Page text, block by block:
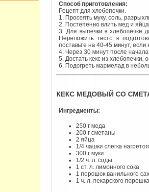
Способ приготовления:
Рецепт для хлебопечки.
1. Просеять муку, соль,
2. Постепенно влить мед и
3. Для выпечки в хлебопечке
Переложить тесто в
поставьте на 40-45 минут, если
4. Через 30 минут после
5. Достать кекс из
6. Подогреть мармелад в
КЕКС МЕДОВЫЙ СО
Ингредиенты:
250 г меда
200 г сметаны
2 яйца
1/4 чашки слегка
300 г муки
1/2 ч. л. соды
1 ст. л. лимонного сока
1 порошок ванильного
1 ч. л. пекарского порошка